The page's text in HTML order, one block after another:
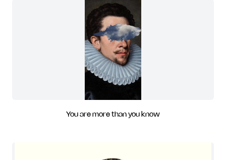
You are more than you know